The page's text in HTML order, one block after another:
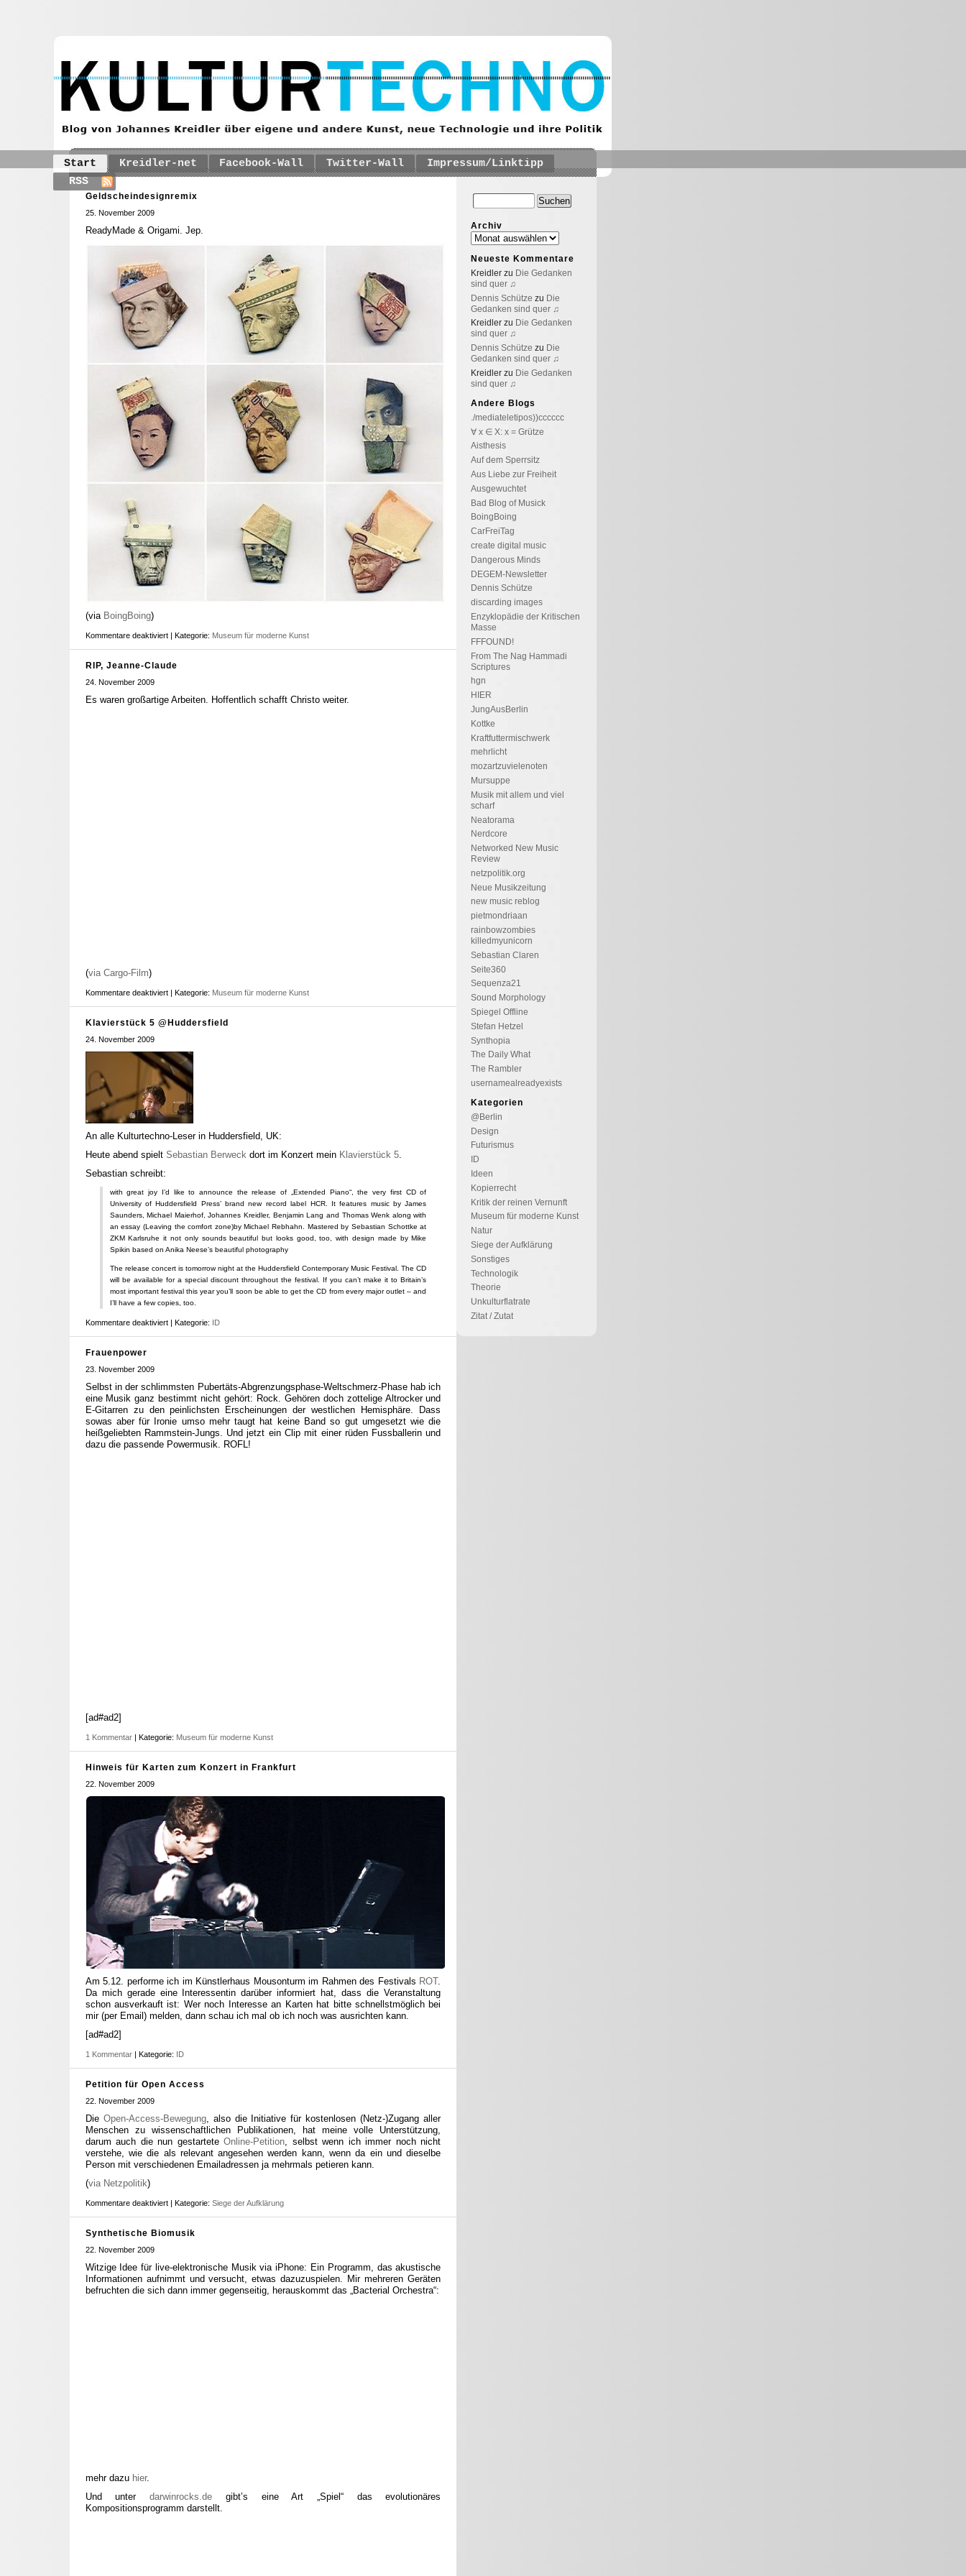
Start Kreidler-net Facebook-Wall Twitter-Wall
Impressum/Linktipp
RSS
Geldscheindesignremix
25. November 2009
ReadyMade & Origami. Jep.
(via BoingBoing)
Kommentare deaktiviert | Kategorie: Museum für moderne Kunst
RIP, Jeanne-Claude
24. November 2009
Es waren großartige Arbeiten. Hoffentlich schafft Christo weiter.
(via Cargo-Film)
Kommentare deaktiviert | Kategorie: Museum für moderne Kunst
Klavierstück 5 @Huddersfield
24. November 2009
An alle Kulturtechno-Leser in Huddersfield, UK:
Heute abend spielt Sebastian Berweckdort im Konzert mein Klavierstück 5.
Sebastian schreibt:
with great joy I’d like to announce the release of „Extended Piano“, the very first CD of
University of Huddersfield Press’ brand new record label HCR. It features music by James
Saunders, Michael Maierhof, Johannes Kreidler, Benjamin Lang and Thomas Wenk along with
an essay (Leaving the comfort zone)by Michael Rebhahn. Mastered by Sebastian Schottke at
ZKM Karlsruhe it not only sounds beautiful but looks good, too, with design made by Mike
Spikin based on Anika Neese’s beautiful photography
The release concert is tomorrow night at the Huddersfield Contemporary Music Festival. The CD
will be available for a special discount throughout the festival. If you can’t make it to Britain’s
most important festival this year you’ll soon be able to get the CD from every major outlet – and
I’ll have a few copies, too.
Kommentare deaktiviert | Kategorie: ID
Frauenpower
23. November 2009
Selbst in der schlimmsten Pubertäts-Abgrenzungsphase-Weltschmerz-Phase hab ich
eine Musik ganz bestimmt nicht gehört: Rock. Gehören doch zottelige Altrocker und
E-Gitarren zu den peinlichsten Erscheinungen der westlichen Hemisphäre. Dass
sowas aber für Ironie umso mehr taugt hat keine Band so gut umgesetzt wie die
heißgeliebten Rammstein-Jungs. Und jetzt ein Clip mit einer rüden Fussballerin und
dazu die passende Powermusik. ROFL!
[ad#ad2]
1 Kommentar | Kategorie: Museum für moderne Kunst
Hinweis für Karten zum Konzert in Frankfurt
22. November 2009
Am 5.12. performe ich im Künstlerhaus Mousonturm im Rahmen des Festivals ROT.
Da mich gerade eine Interessentin darüber informiert hat, dass die Veranstaltung
schon ausverkauft ist: Wer noch Interesse an Karten hat bitte schnellstmöglich bei
mir (per Email) melden, dann schau ich mal ob ich noch was ausrichten kann.
[ad#ad2]
1 Kommentar | Kategorie: ID
Petition für Open Access
22. November 2009
Die Open-Access-Bewegung, also die Initiative für kostenlosen (Netz-)Zugang aller
Menschen zu wissenschaftlichen Publikationen, hat meine volle Unterstützung,
darum auch die nun gestarteteOnline-Petition, selbst wenn ich immer noch nicht
verstehe, wie die als relevant angesehen werden kann, wenn da ein und dieselbe
Person mit verschiedenen Emailadressen ja mehrmals petieren kann.
(via Netzpolitik)
Kommentare deaktiviert | Kategorie: Siege der Aufklärung
Synthetische Biomusik
22. November 2009
Witzige Idee für live-elektronische Musik via iPhone: Ein Programm, das akustische
Informationen aufnimmt und versucht, etwas dazuzuspielen. Mir mehreren Geräten
befruchten die sich dann immer gegenseitig, herauskommt das „Bacterial Orchestra“:
mehr dazu hier.
Und unterdarwinrocks.de gibt’s eine Art „Spiel“ das evolutionäres
Kompositionsprogramm darstellt.
Archiv
Neueste Kommentare
Kreidler zu Die Gedanken
sind quer ♫
Dennis Schütze zu Die
Gedanken sind quer ♫
Kreidler zu Die Gedanken
sind quer ♫
Dennis Schütze zu Die
Gedanken sind quer ♫
Kreidler zu Die Gedanken
sind quer ♫
Andere Blogs
./mediateletipos))cccccc
∀ x ∈ X: x = Grütze
Aisthesis
Auf dem Sperrsitz
Aus Liebe zur Freiheit
Ausgewuchtet
Bad Blog of Musick
BoingBoing
CarFreiTag
create digital music
Dangerous Minds
DEGEM-Newsletter
Dennis Schütze
discarding images
Enzyklopädie der Kritischen
Masse
FFFOUND!
From The Nag Hammadi
Scriptures
hgn
HIER
JungAusBerlin
Kottke
Kraftfuttermischwerk
mehrlicht
mozartzuvielenoten
Mursuppe
Musik mit allem und viel
scharf
Neatorama
Nerdcore
Networked New Music
Review
netzpolitik.org
Neue Musikzeitung
new music reblog
pietmondriaan
rainbowzombies
killedmyunicorn
Sebastian Claren
Seite360
Sequenza21
Sound Morphology
Spiegel Offline
Stefan Hetzel
Synthopia
The Daily What
The Rambler
usernamealreadyexists
Kategorien
@Berlin
Design
Futurismus
ID
Ideen
Kopierrecht
Kritik der reinen Vernunft
Museum für moderne Kunst
Natur
Siege der Aufklärung
Sonstiges
Technologik
Theorie
Unkulturflatrate
Zitat / Zutat